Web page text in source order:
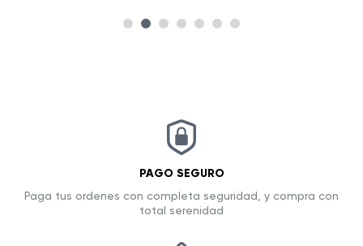
PAGO SEGURO
Paga tus ordenes con completa seguridad, y compra con
total serenidad